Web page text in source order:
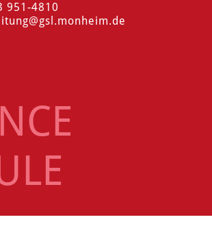
951-4810
@gsl.monheim.de